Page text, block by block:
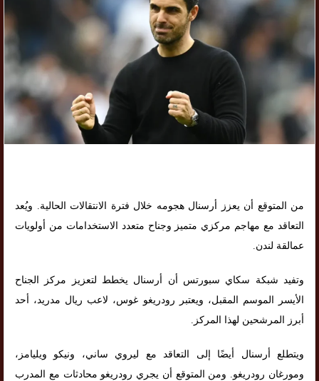
من المتوقع أن يعزز أرسنال هجومه خلال فترة الانتقالات الحالية. ويُعد
التعاقد مع مهاجم مركزي متميز وجناح متعدد الاستخدامات من أولويات
عمالقة لندن.
وتفيد شبكة سكاي سبورتس أن أرسنال يخطط لتعزيز مركز الجناح
الأيسر الموسم المقبل، ويعتبر رودريغو غوس، لاعب ريال مدريد، أحد
أبرز المرشحين لهذا المركز.
ويتطلع أرسنال أيضًا إلى التعاقد مع ليروي ساني، ونيكو ويليامز،
ومورغان رودريغو. ومن المتوقع أن يجري رودريغو محادثات مع المدرب